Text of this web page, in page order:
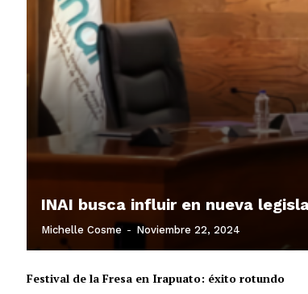
INAI busca influir en nueva
Michelle Cosme - Noviembre 22, 2024
Festival de la Fresa en Irapuato: éxito rotundo